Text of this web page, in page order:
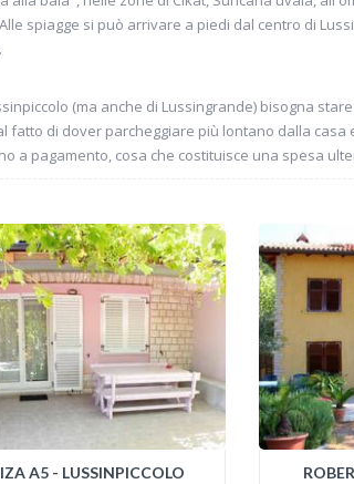
spiagge si può arrivare a piedi dal centro di
(ma anche di Lussingrande) bisogna
fatto di dover parcheggiare più lontano dalla
a pagamento, cosa che costituisce una spesa
A5 - LUSSINPICCOLO